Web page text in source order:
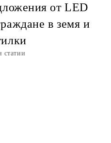
от LED
в земя и
статии